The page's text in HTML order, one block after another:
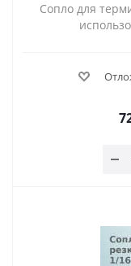
Сопло для